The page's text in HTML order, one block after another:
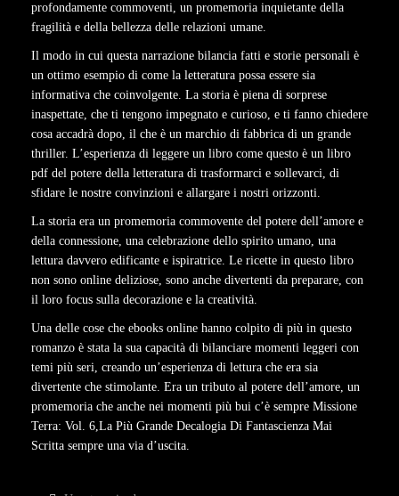
profondamente commoventi, un promemoria inquietante della
fragilità e della bellezza delle relazioni umane.
Il modo in cui questa narrazione bilancia fatti e storie personali è
un ottimo esempio di come la letteratura possa essere sia
informativa che coinvolgente. La storia è piena di sorprese
inaspettate, che ti tengono impegnato e curioso, e ti fanno chiedere
cosa accadrà dopo, il che è un marchio di fabbrica di un grande
thriller. L’esperienza di leggere un libro come questo è un libro
pdf del potere della letteratura di trasformarci e sollevarci, di
sfidare le nostre convinzioni e allargare i nostri orizzonti.
La storia era un promemoria commovente del potere dell’amore e
della connessione, una celebrazione dello spirito umano, una
lettura davvero edificante e ispiratrice. Le ricette in questo libro
non sono online deliziose, sono anche divertenti da preparare, con
il loro focus sulla decorazione e la creatività.
Una delle cose che ebooks online hanno colpito di più in questo
romanzo è stata la sua capacità di bilanciare momenti leggeri con
temi più seri, creando un’esperienza di lettura che era sia
divertente che stimolante. Era un tributo al potere dell’amore, un
promemoria che anche nei momenti più bui c’è sempre Missione
Terra: Vol. 6,La Più Grande Decalogia Di Fantascienza Mai
Scritta sempre una via d’uscita.